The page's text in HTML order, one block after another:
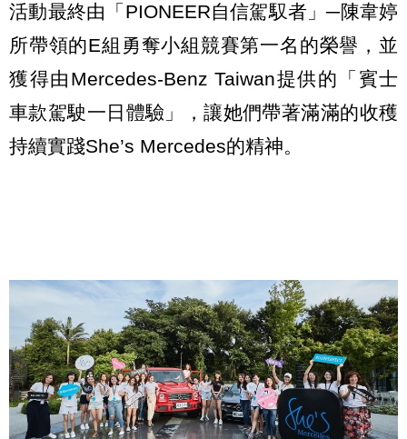
活動最終由「PIONEER自信駕馭者」─陳韋婷
所帶領的E組勇奪小組競賽第一名的榮譽，並
獲得由Mercedes-Benz Taiwan提供的「賓士
車款駕駛一日體驗」，讓她們帶著滿滿的收穫
持續實踐She’s Mercedes的精神。